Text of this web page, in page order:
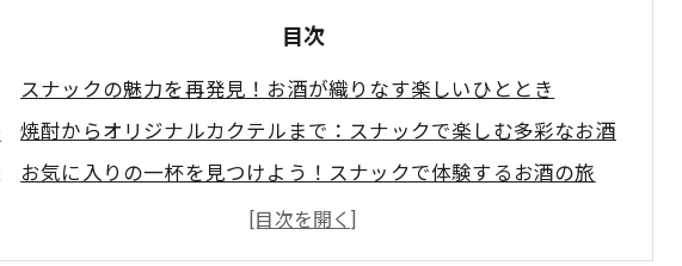
目次
スナックの魅力を再発見！お酒が織りなす楽しいひととき
焼酎からオリジナルカクテルまで：スナックで楽しむ多彩なお酒
お気に入りの一杯を見つけよう！スナックで体験するお酒の旅
お酒とおつまみの完璧な組み合わせ：スナックの楽しみ方
新たなお酒との出会い：スナックで広がる味の世界